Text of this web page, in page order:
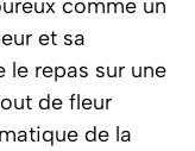
comme un
et sa
le repas sur une
de fleur
de la